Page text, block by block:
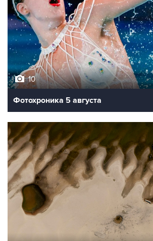
10
Фотохроника 5 августа